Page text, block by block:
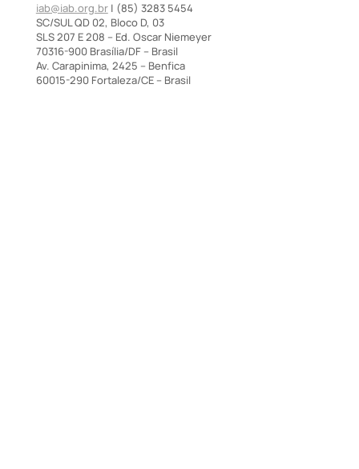
iab@iab.org.br| (85) 3283 5454
SC/SUL QD 02, Bloco D, 03
SLS 207 E 208 – Ed. Oscar Niemeyer
70316-900 Brasília/DF – Brasil
Av. Carapinima, 2425 – Benfica
60015-290 Fortaleza/CE – Brasil